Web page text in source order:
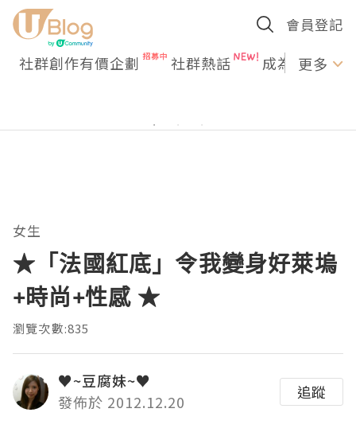
會員登記
社群創作有價企劃 社群熱話 成為U更多
女生
★「法國紅底」令我變身好萊塢
+時尚+性感 ★
瀏覽次數:835
♥~豆腐妹~♥
發佈於 2012.12.20
追蹤